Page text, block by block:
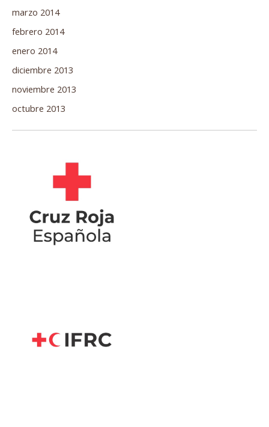
marzo 2014
febrero 2014
enero 2014
diciembre 2013
noviembre 2013
octubre 2013